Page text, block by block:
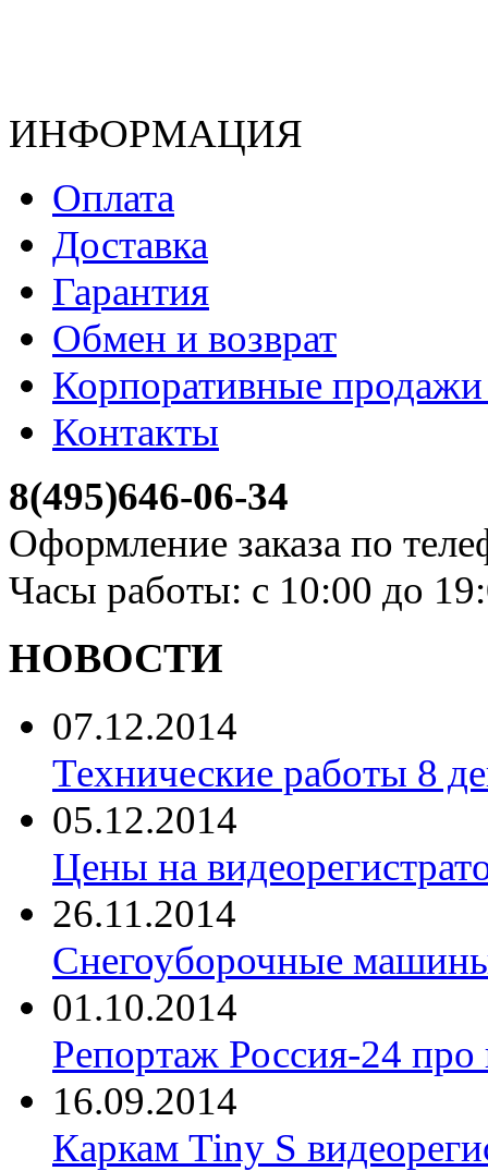
ИНФОРМАЦИЯ
Оплата
Доставка
Гарантия
Обмен и возврат
Корпоративные
Контакты
8(495)646-06-34
Оформление заказа по
Часы работы: с 10:00 до
НОВОСТИ
07.12.2014
Технические работы 8
05.12.2014
Цены на
26.11.2014
Снегоуборочные машины
01.10.2014
Репортаж Россия-24 про
16.09.2014
Каркам Tiny S